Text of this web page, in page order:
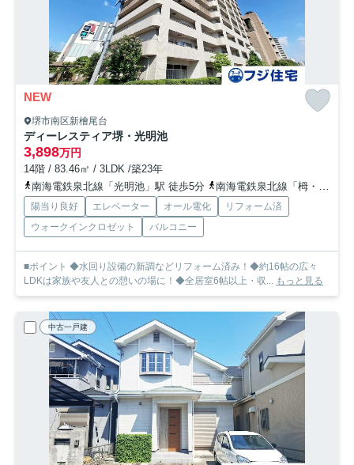
NEW
堺市南区新檜尾台
ディーレスティア堺・光明池
3,898万円
14階 / 83.46㎡ / 3LDK /築23年
南海電鉄泉北線「光明池」駅 徒歩5分
南海電鉄泉北線「栂・美木多」駅 徒歩30分
陽当り良好 エレベーター オール電化
リフォーム済
ウォークインクロゼット
バルコニー
■ポイント ◆水回り設備の新調などリフォーム済み！◆約16帖の広々
LDKは家族や友人との憩いの場に！◆全居室6帖以上・収... もっと見る
中古一戸建